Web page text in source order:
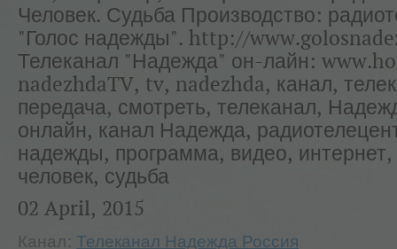
Человек. Судьба Производство:
"Голос надежды". http://
Телеканал "Надежда" он-лайн:
nadezhdaTV, tv, nadezhda, канал,
передача, смотреть, телеканал,
онлайн, канал Надежда,
надежды, программа, видео,
человек, судьба
02 April, 2015
Канал: Телеканал Надежда Россия